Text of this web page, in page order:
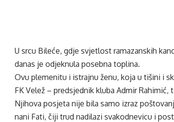
U srcu Bileće, gdje svjetlost ramazanskih
danas je odjeknula posebna toplina.
Ovu plemenitu i istrajnu ženu, koja u tišini i
FK Velež – predsjednik kluba Admir Rahimić,
Njihova posjeta nije bila samo izraz
nani Fati, čiji trud nadilazi svakodnevicu i